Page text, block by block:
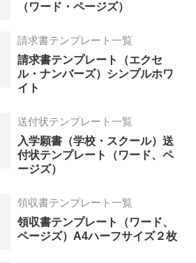
（ワード・ページズ）
請求書テンプレート一覧
請求書テンプレート（エクセ
ル・ナンバーズ）シンプルホワ
イト
送付状テンプレート一覧
入学願書（学校・スクール）送
付状テンプレート（ワード、ペ
ージズ）
領収書テンプレート一覧
領収書テンプレート（ワード、
ページズ）A4ハーフサイズ２枚